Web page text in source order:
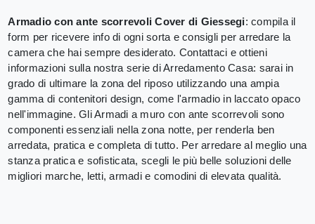
Armadio con ante scorrevoli Cover di Giessegi: compila il
form per ricevere info di ogni sorta e consigli per arredare la
camera che hai sempre desiderato. Contattaci e ottieni
informazioni sulla nostra serie di Arredamento Casa: sarai in
grado di ultimare la zona del riposo utilizzando una ampia
gamma di contenitori design, come l'armadio in laccato opaco
nell'immagine. Gli Armadi a muro con ante scorrevoli sono
componenti essenziali nella zona notte, per renderla ben
arredata, pratica e completa di tutto. Per arredare al meglio una
stanza pratica e sofisticata, scegli le più belle soluzioni delle
migliori marche, letti, armadi e comodini di elevata qualità.